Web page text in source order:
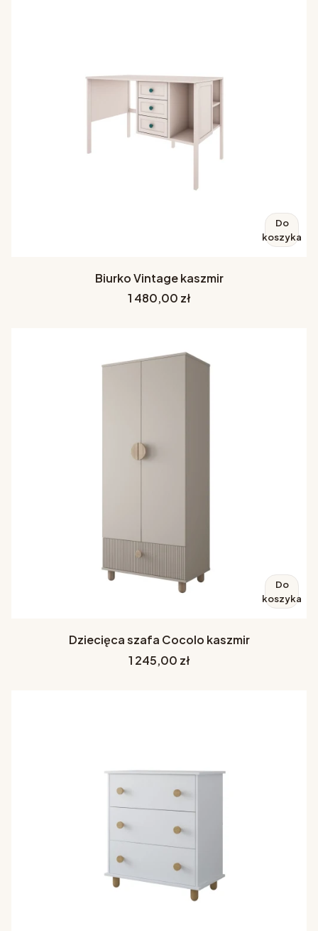
Do
koszyka
Biurko Vintage kaszmir
Cena
1 480,00 zł
Do
koszyka
Dziecięca szafa Cocolo kaszmir
Cena
1 245,00 zł